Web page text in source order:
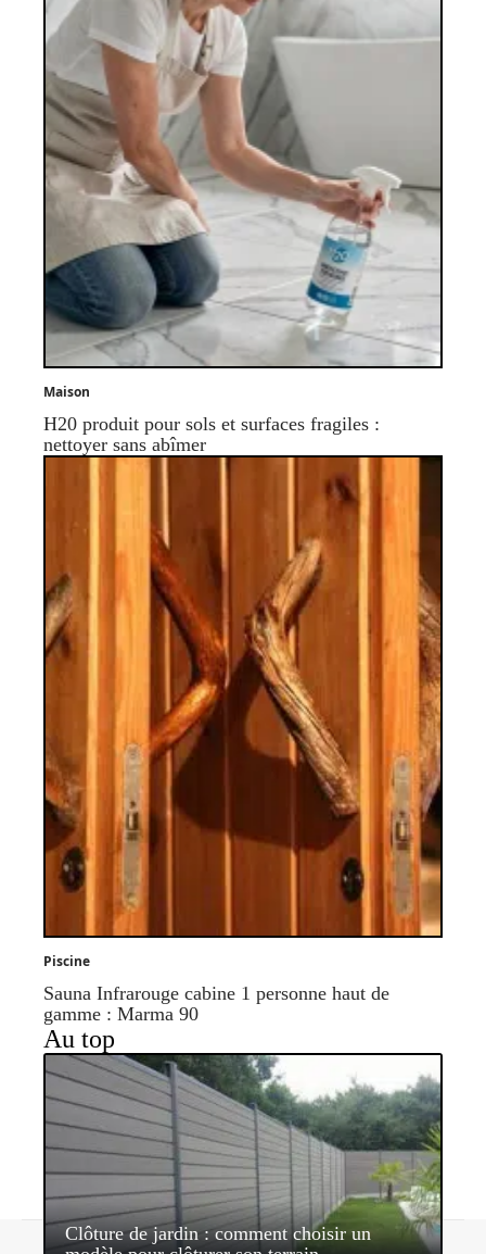
Maison
H20 produit pour sols et surfaces fragiles :
nettoyer sans abîmer
Piscine
Sauna Infrarouge cabine 1 personne haut de
gamme : Marma 90
Au top
Clôture de jardin : comment choisir un
Contact Mentions légales Sitemap